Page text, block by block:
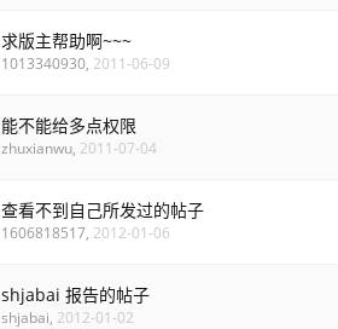
求版主帮助啊~~~
1013340930, 2011-06-09
能不能给多点权限
zhuxianwu, 2011-07-04
查看不到自己所发过的帖子
1606818517, 2012-01-06
shjabai 报告的帖子
shjabai, 2012-01-02